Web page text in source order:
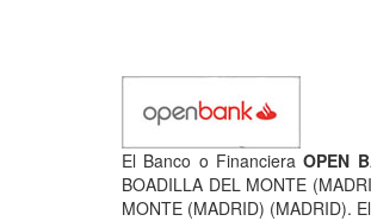
El Banco o FinancieraOPEN
BOADILLA DEL MONTE
MONTE (MADRID) (MADRID).